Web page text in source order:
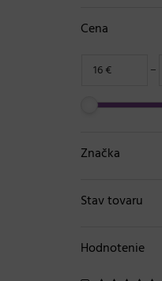
Cena
−
Značka
Stav tovaru
Hodnotenie